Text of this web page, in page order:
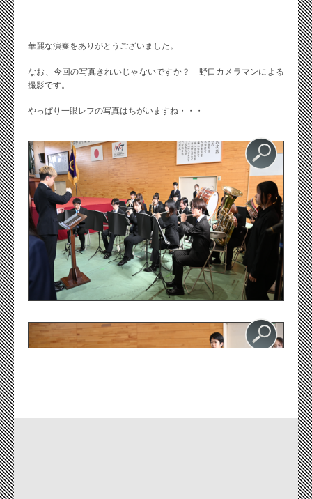
華麗な演奏をありがとうございました。
なお、今回の写真きれいじゃないですか？ 野口カメラマンによる
撮影です。
やっぱり一眼レフの写真はちがいますね・・・